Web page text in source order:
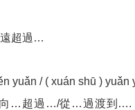
遠超過…
yuǎn / ( xuán shū )
…超過…/從…過渡到….